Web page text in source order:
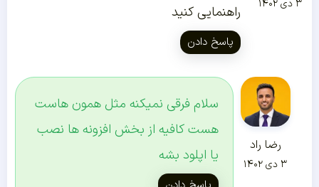
۳ دی ۱۴۰۲
راهنمایی کنید
پاسخ دادن
رضا راد
۳ دی ۱۴۰۲
سلام فرقی نمیکنه مثل همون هاست
هست کافیه از بخش افزونه ها نصب
یا اپلود بشه